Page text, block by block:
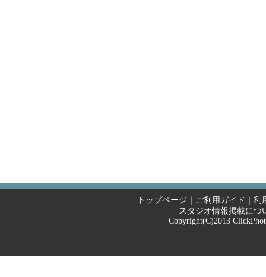
トップページ ｜ ご利用ガイド ｜ 利
スタジオ情報掲載につ
Copyright(C)2013